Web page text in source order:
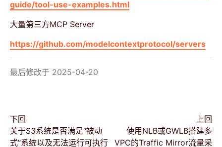
guide/tool-use-examples.html
大量第三方MCP Server
https://github.com/modelcontextprotocol/servers
最后修改于 2025-04-20
下回
关于S3系统是否满足“被动
式”系统以及无法运行可执行
上回
使用NLB或GWLB搭建多
VPC的Traffic Mirror流量采